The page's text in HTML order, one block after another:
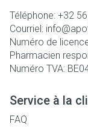
Téléphone: +32
Courriel: info@
Numéro de
Pharmacien
Numéro TVA:
Service à la
FAQ